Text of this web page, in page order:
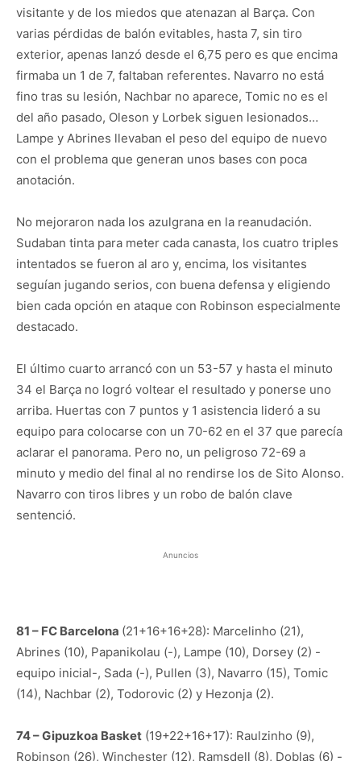
visitante y de los miedos que atenazan al Barça. Con
varias pérdidas de balón evitables, hasta 7, sin tiro
exterior, apenas lanzó desde el 6,75 pero es que encima
firmaba un 1 de 7, faltaban referentes. Navarro no está
fino tras su lesión, Nachbar no aparece, Tomic no es el
del año pasado, Oleson y Lorbek siguen lesionados…
Lampe y Abrines llevaban el peso del equipo de nuevo
con el problema que generan unos bases con poca
anotación.
No mejoraron nada los azulgrana en la reanudación.
Sudaban tinta para meter cada canasta, los cuatro triples
intentados se fueron al aro y, encima, los visitantes
seguían jugando serios, con buena defensa y eligiendo
bien cada opción en ataque con Robinson especialmente
destacado.
El último cuarto arrancó con un 53-57 y hasta el minuto
34 el Barça no logró voltear el resultado y ponerse uno
arriba. Huertas con 7 puntos y 1 asistencia lideró a su
equipo para colocarse con un 70-62 en el 37 que parecía
aclarar el panorama. Pero no, un peligroso 72-69 a
minuto y medio del final al no rendirse los de Sito Alonso.
Navarro con tiros libres y un robo de balón clave
sentenció.
Anuncios
81 – FC Barcelona (21+16+16+28): Marcelinho (21),
Abrines (10), Papanikolau (-), Lampe (10), Dorsey (2) -
equipo inicial-, Sada (-), Pullen (3), Navarro (15), Tomic
(14), Nachbar (2), Todorovic (2) y Hezonja (2).
74 – Gipuzkoa Basket (19+22+16+17): Raulzinho (9),
Robinson (26), Winchester (12), Ramsdell (8), Doblas (6) -